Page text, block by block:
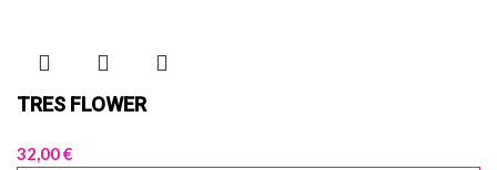
TRES FLOWER
32,00€